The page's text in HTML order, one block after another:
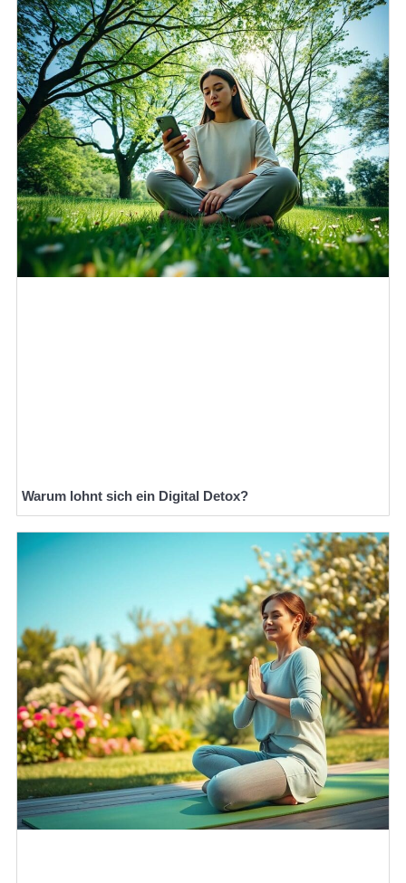
Warum lohnt sich ein Digital Detox?